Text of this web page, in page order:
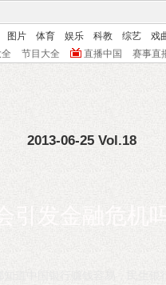
图片 体育 娱乐 科教 综艺 戏
节目大全 直播中国 赛事直
2013-06-25 Vol.18
引发金融危机吗